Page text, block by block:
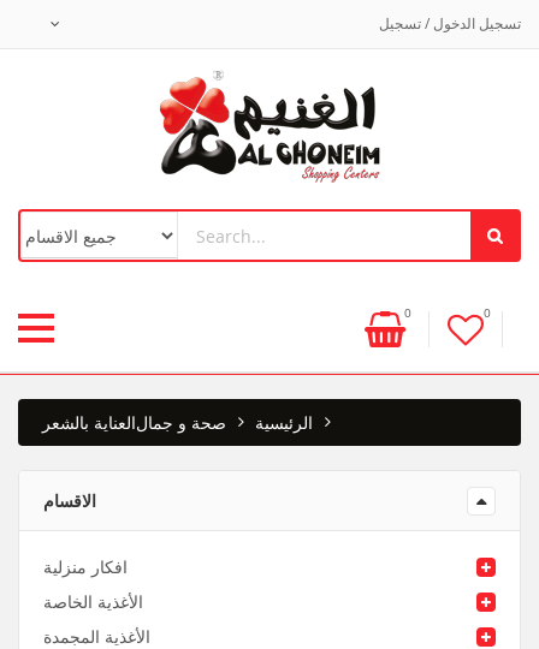
تسجيل الدخول / تسجيل
0 0
الرئيسية صحة و جمالالعناية بالشعر
الاقسام
افكار منزلية
الأغذية الخاصة
الأغذية المجمدة